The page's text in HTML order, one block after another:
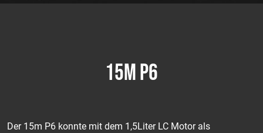
15M P6
Der 15m P6 konnte mit dem 1,5Liter LC Motor als